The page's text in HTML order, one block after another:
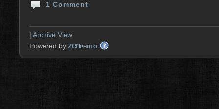
1 Comment
| Archive View
Powered by zenPHOTO